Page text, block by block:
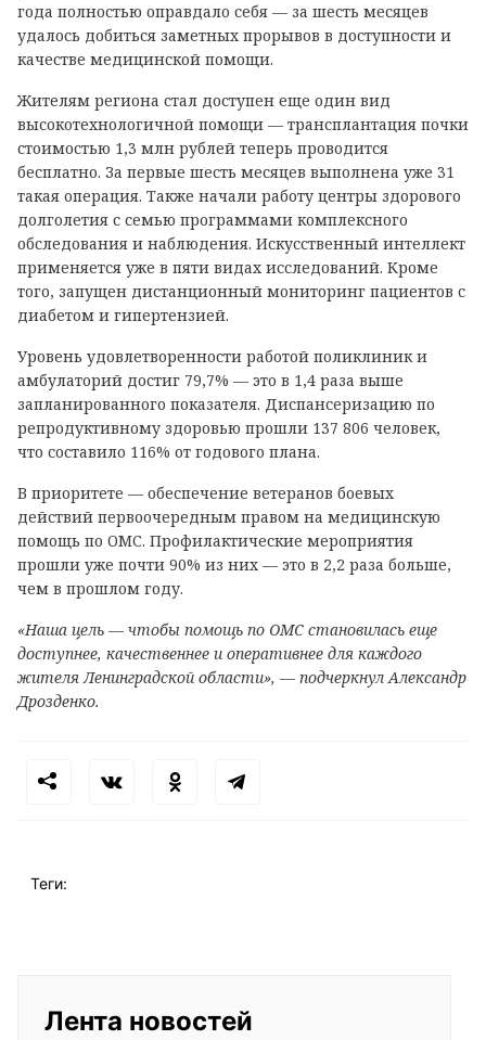
года полностью оправдало себя — за шесть месяцев
удалось добиться заметных прорывов в доступности и
качестве медицинской помощи.
Жителям региона стал доступен еще один вид
высокотехнологичной помощи — трансплантация почки
стоимостью 1,3 млн рублей теперь проводится
бесплатно. За первые шесть месяцев выполнена уже 31
такая операция. Также начали работу центры здорового
долголетия с семью программами комплексного
обследования и наблюдения. Искусственный интеллект
применяется уже в пяти видах исследований. Кроме
того, запущен дистанционный мониторинг пациентов с
диабетом и гипертензией.
Уровень удовлетворенности работой поликлиник и
амбулаторий достиг 79,7% — это в 1,4 раза выше
запланированного показателя. Диспансеризацию по
репродуктивному здоровью прошли 137 806 человек,
что составило 116% от годового плана.
В приоритете — обеспечение ветеранов боевых
действий первоочередным правом на медицинскую
помощь по ОМС. Профилактические мероприятия
прошли уже почти 90% из них — это в 2,2 раза больше,
чем в прошлом году.
«Наша цель — чтобы помощь по ОМС становилась еще
доступнее, качественнее и оперативнее для каждого
жителя Ленинградской области», — подчеркнул Александр
Дрозденко.
Теги:
Лента новостей